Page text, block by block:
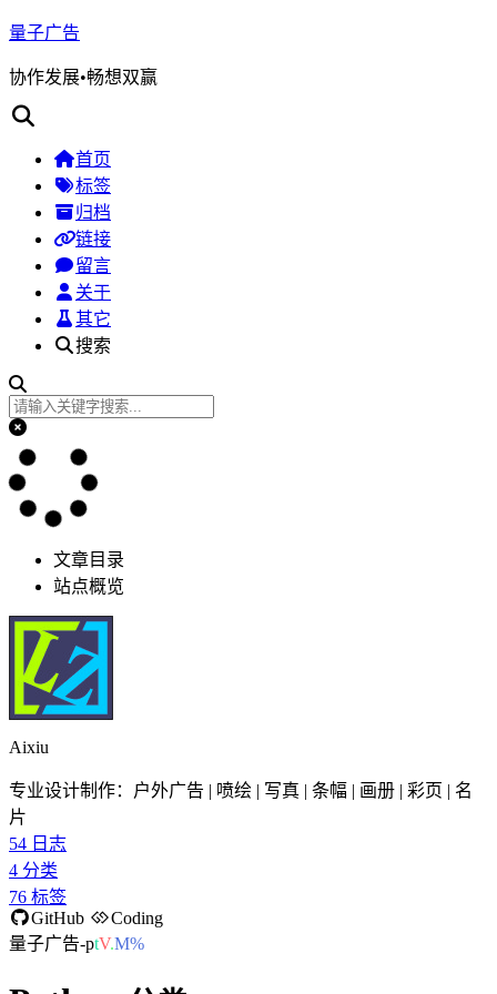
量子广告
协作发展•畅想双赢
首页
标签
归档
链接
留言
关于
其它
搜索
文章目录
站点概览
Aixiu
专业设计制作：户外广告 | 喷绘 | 写真 | 条幅 | 画册 | 彩页 | 名
片
54 日志
4 分类
76 标签
GitHub
Coding
量子广告-p3/_!6